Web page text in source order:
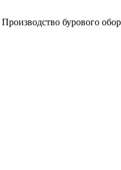
Производство бурового